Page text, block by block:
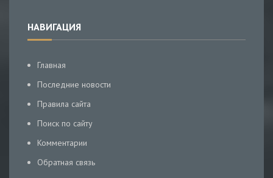
НАВИГАЦИЯ
Главная
Последние новости
Правила сайта
Поиск по сайту
Комментарии
Обратная связь